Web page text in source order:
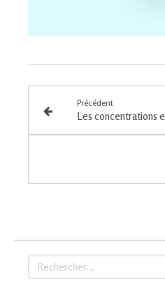
Précédent
Rechercher